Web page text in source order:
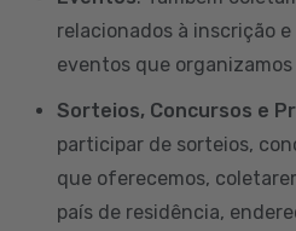
relacionados à inscrição
eventos que
Sorteios, Concursos e
participar de sorteios,
que oferecemos,
país de residência,